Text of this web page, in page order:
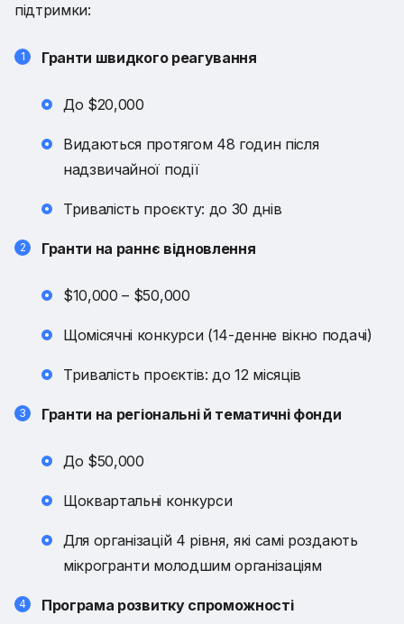
підтримки:
Гранти швидкого реагування
До $20,000
Видаються протягом 48 годин після
надзвичайної події
Тривалість проєкту: до 30 днів
Гранти на раннє відновлення
$10,000 – $50,000
Щомісячні конкурси (14-денне вікно подачі)
Тривалість проєктів: до 12 місяців
Гранти на регіональні й тематичні фонди
До $50,000
Щоквартальні конкурси
Для організацій 4 рівня, які самі роздають
мікрогранти молодшим організаціям
Програма розвитку спроможності